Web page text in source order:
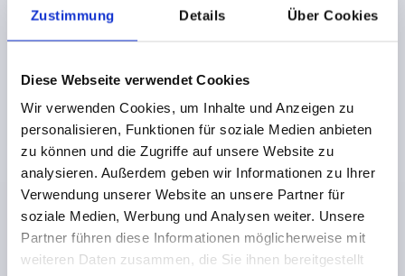
Zustimmung Details Über Cookies
Diese Webseite verwendet Cookies
Wir verwenden Cookies, um Inhalte und Anzeigen zu
personalisieren, Funktionen für soziale Medien anbieten
zu können und die Zugriffe auf unsere Website zu
analysieren. Außerdem geben wir Informationen zu Ihrer
Verwendung unserer Website an unsere Partner für
soziale Medien, Werbung und Analysen weiter. Unsere
Partner führen diese Informationen möglicherweise mit
weiteren Daten zusammen, die Sie ihnen bereitgestellt
NO. OF TEETH =22
€10.44
plus shipping costs
PRODUCT DETAILS
CAD